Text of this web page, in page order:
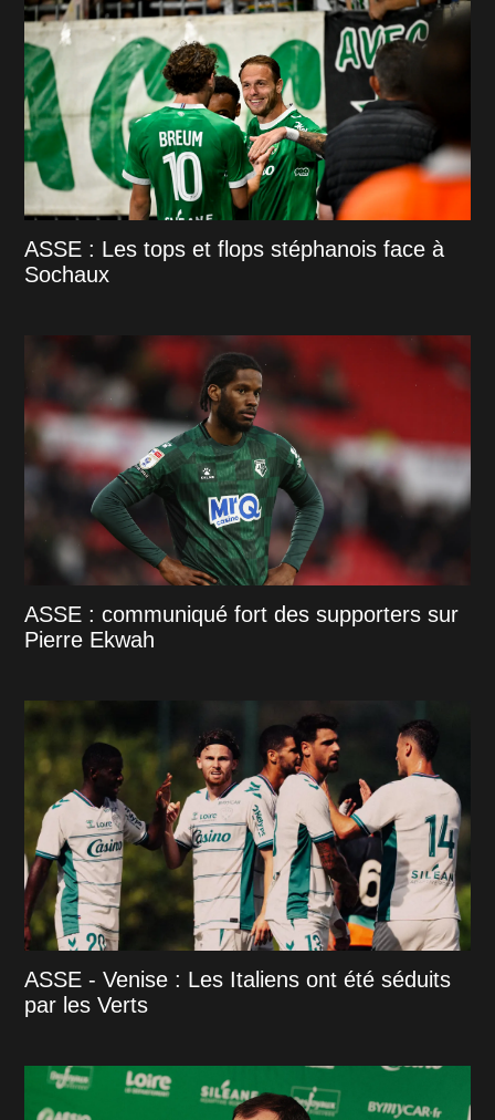
ASSE : Les tops et flops stéphanois face à
Sochaux
ASSE : communiqué fort des supporters sur
Pierre Ekwah
ASSE - Venise : Les Italiens ont été séduits
par les Verts